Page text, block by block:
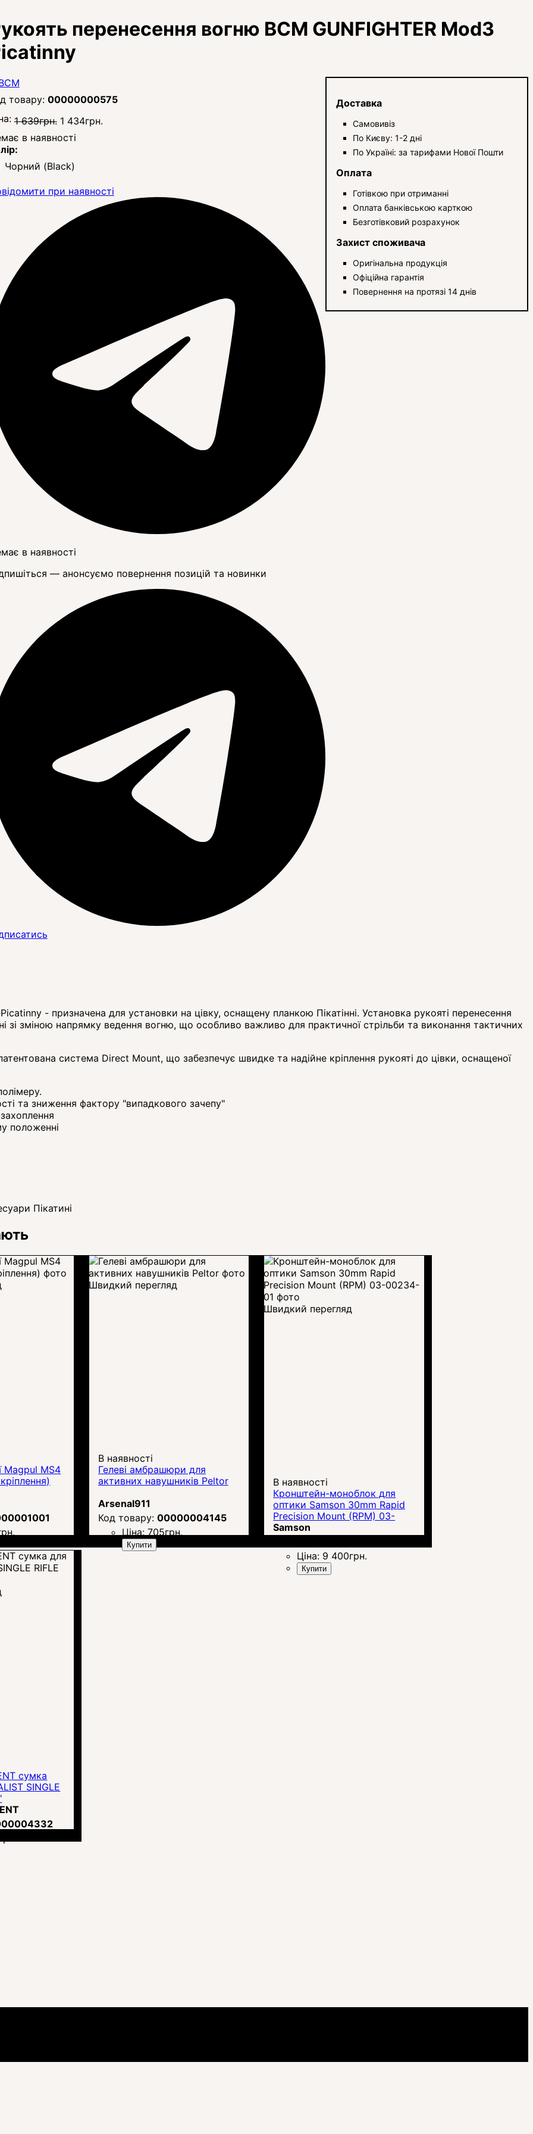
перенесення вогню BCM GUNFIGHTER Mod3
00000000575
1 639грн. 1 434грн.
в наявності
Чорний (Black)
при наявності
в наявності
— анонсуємо повернення позицій та новинки
Доставка
Самовивіз
По Києву: 1-2 дні
По Україні: за тарифами Нової Пошти
Оплата
Готівкою при отриманні
Оплата банківською карткою
Безготівковий розрахунок
Захист споживача
Оригінальна продукція
Офіційна гарантія
Повернення на протязі 14 днів
- призначена для установки на цівку, оснащену планкою Пікатінні. Установка рукояті перенесення
зі зміною напрямку ведення вогню, що особливо важливо для практичної стрільби та виконання тактичних
система Direct Mount, що забезпечує швидке та надійне кріплення рукояті до цівки, оснащеної
та зниження фактору "випадкового зачепу"
положенні
Пікатині
Magpul MS4
Швидкий перегляд
В наявності
Гелеві амбрашюри для
активних навушників Peltor
Arsenal911
00000004145
Ціна: 705грн.
Купити
Швидкий перегляд
В наявності
Кронштейн-моноблок для
оптики Samson 30mm Rapid
Precision Mount (RPM) 03-
00234-01
Samson
Ціна: 9 400грн.
Купити
сумка
SINGLE